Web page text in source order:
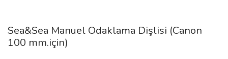
Sea&Sea Manuel Odaklama Dişlisi (Canon
100 mm.için)